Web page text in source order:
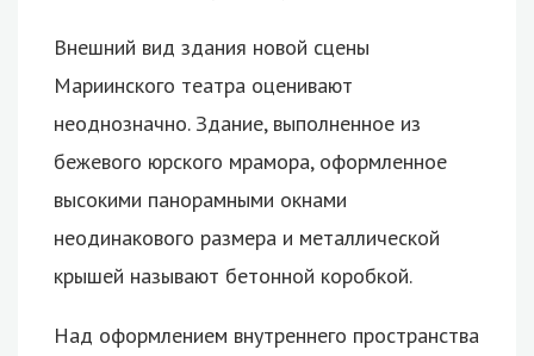
Внешний вид здания новой сцены
Мариинского театра оценивают
неоднозначно. Здание, выполненное из
бежевого юрского мрамора, оформленное
высокими панорамными окнами
неодинакового размера и металлической
крышей называют бетонной коробкой.
Над оформлением внутреннего пространства